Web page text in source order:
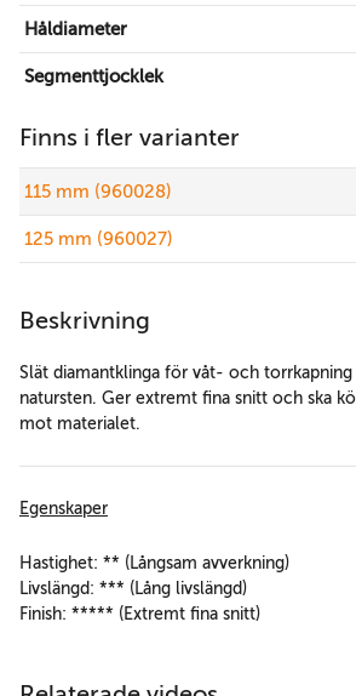
Håldiameter
Segmenttjocklek
Finns i fler varianter
115 mm (960028)
125 mm (960027)
Beskrivning
Slät diamantklinga för våt- och torrkapning
natursten. Ger extremt fina snitt och ska
mot materialet.
Egenskaper
Hastighet: ** (Långsam avverkning)
Livslängd: *** (Lång livslängd)
Finish: ***** (Extremt fina snitt)